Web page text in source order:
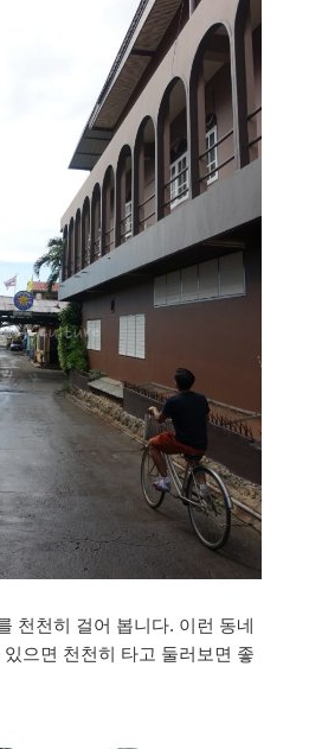
천천히 걸어 봅니다. 이런 동네
으면 천천히 타고 둘러보면 좋